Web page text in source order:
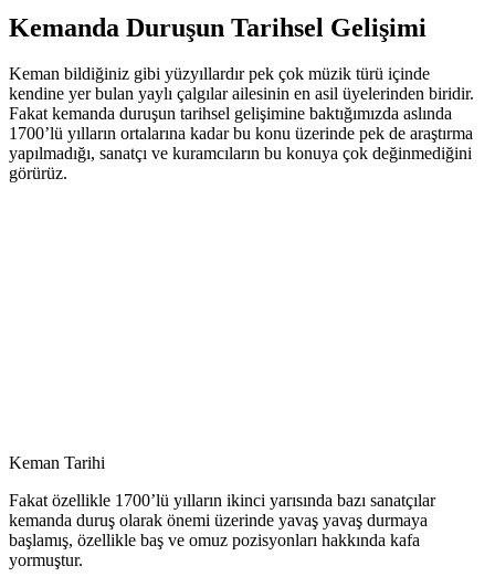
Kemanda Duruşun Tarihsel Gelişimi
Keman bildiğiniz gibi yüzyıllardır pek çok müzik türü içinde
kendine yer bulan yaylı çalgılar ailesinin en asil üyelerinden biridir.
Fakat kemanda duruşun tarihsel gelişimine baktığımızda aslında
1700’lü yılların ortalarına kadar bu konu üzerinde pek de araştırma
yapılmadığı, sanatçı ve kuramcıların bu konuya çok değinmediğini
görürüz.
Keman Tarihi
Fakat özellikle 1700’lü yılların ikinci yarısında bazı sanatçılar
kemanda duruş olarak önemi üzerinde yavaş yavaş durmaya
başlamış, özellikle baş ve omuz pozisyonları hakkında kafa
yormuştur.